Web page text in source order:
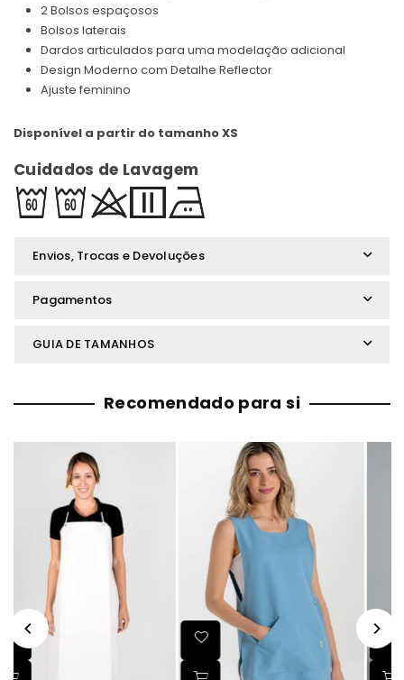
2 Bolsos espaçosos
Bolsos laterais
Dardos articulados para uma modelação adicional
Design Moderno com Detalhe Reflector
Ajuste feminino
Disponível a partir do tamanho XS
Cuidados de Lavagem
Envios, Trocas e Devoluções
Pagamentos
GUIA DE TAMANHOS
Recomendado para si